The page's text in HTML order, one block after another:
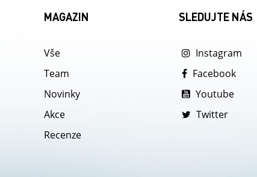
MAGAZIN
Vše
Team
Novinky
Akce
Recenze
SLEDUJTE NÁS
Instagram
Facebook
Youtube
Twitter